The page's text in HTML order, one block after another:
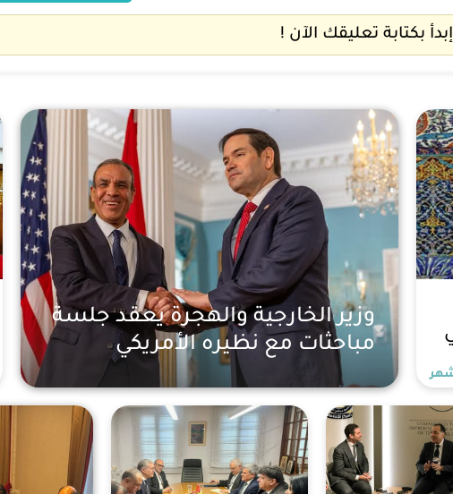
إبدأ بكتابة تعليقك الآن !
اخبار عالمية
وزير الخارجية والهجرة يعقد جلسة
مباحثات مع نظيره الأمريكي